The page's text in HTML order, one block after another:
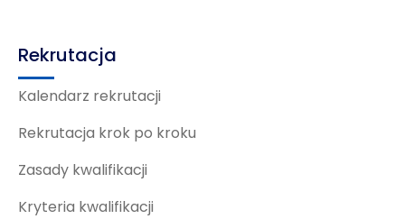
Rekrutacja
Kalendarz rekrutacji
Rekrutacja krok po kroku
Zasady kwalifikacji
Kryteria kwalifikacji